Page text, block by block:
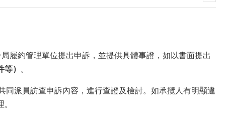
履約管理單位提出申訴，並提供具體事證，如以書面提出
） 。
派員訪查申訴內容，進行查證及檢討。如承攬人有明顯違